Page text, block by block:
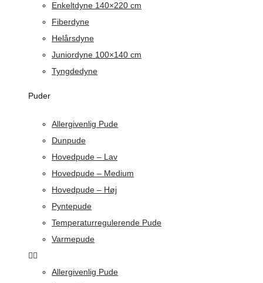
Enkeltdyne 140×220 cm
Fiberdyne
Helårsdyne
Juniordyne 100×140 cm
Tyngdedyne
Puder
Allergivenlig Pude
Dunpude
Hovedpude – Lav
Hovedpude – Medium
Hovedpude – Høj
Pyntepude
Temperaturregulerende Pude
Varmepude
Allergivenlig Pude